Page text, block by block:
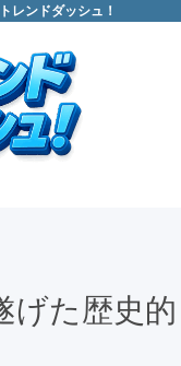
レンドダッシュ！
た歴史的